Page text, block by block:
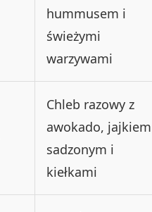
hummusem i
świeżymi
warzywami
Chleb razowy z
awokado, jajkiem
sadzonym i
kiełkami